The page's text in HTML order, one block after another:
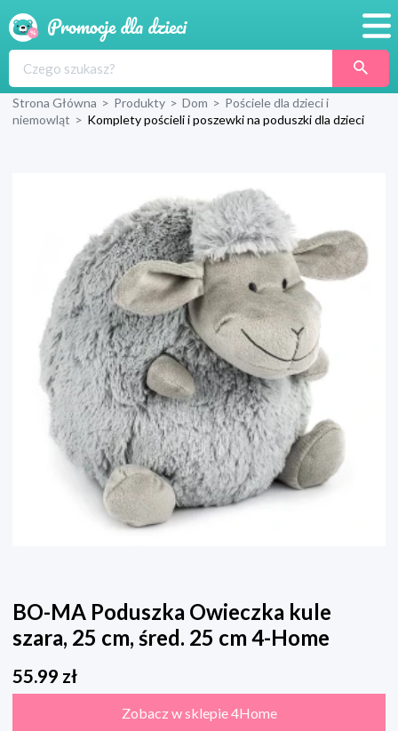
Produkty
Wyprawka
Strona Główna > Produkty > Dom > Pościele dla dzieci i
niemowląt > Komplety pościeli i poszewki na poduszki dla dzieci
BO-MA Poduszka Owieczka kule
szara, 25 cm, śred. 25 cm 4-Home
55.99 zł
Zobacz w sklepie 4Home